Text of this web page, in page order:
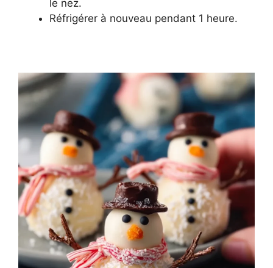
le nez.
Réfrigérer à nouveau pendant 1 heure.